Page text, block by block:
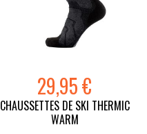
29,95 €
CHAUSSETTES DE SKI THERMIC
WARM